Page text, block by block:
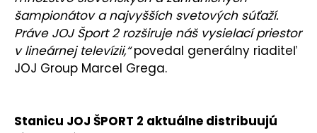
šampionátov a najvyšších svetových súťaží.
Práve JOJ Šport 2 rozširuje náš vysielací priestor
v lineárnej televízii,“povedal generálny riaditeľ
JOJ Group Marcel Grega.
Stanicu JOJ ŠPORT 2 aktuálne distribuujú